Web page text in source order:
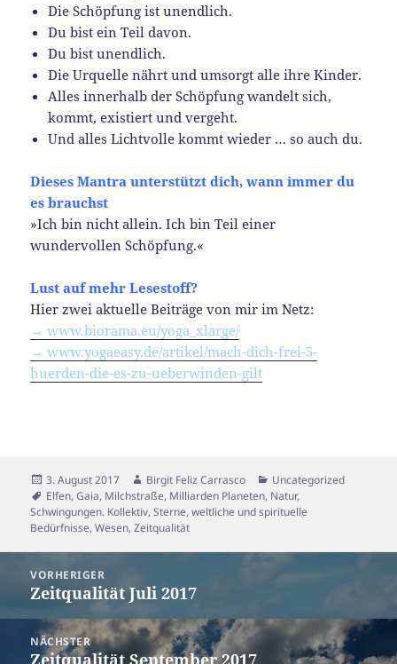
Die Schöpfung ist unendlich.
Du bist ein Teil davon.
Du bist unendlich.
Die Urquelle nährt und umsorgt alle ihre Kinder.
Alles innerhalb der Schöpfung wandelt sich,
kommt, existiert und vergeht.
Und alles Lichtvolle kommt wieder … so auch du.
Dieses Mantraunterstütztdich, wann immer du
es brauchst
»Ich bin nicht allein. Ich bin Teil einer
wundervollen Schöpfung.«
Lust auf mehr Lesestoff?
Hier zwei aktuelle Beiträge von mir im Netz:
→ www.biorama.eu/yoga_xlarge/
→ www.yogaeasy.de/artikel/mach-dich-frei-5-
huerden-die-es-zu-ueberwinden-gilt
Veröffentlicht
am
3. August 2017 Autor
Birgit Feliz Carrasco Kategorien
Uncategorized
Schlagwörter
Elfen,Gaia, Milchstraße, Milliarden Planeten, Natur,
Schwingungen. Kollektiv,Sterne,weltliche und spirituelle
Bedürfnisse,Wesen,Zeitqualität
VORHERIGER
Vorheriger
Zeitqualität Juli 2017
NÄCHSTER
Nächster